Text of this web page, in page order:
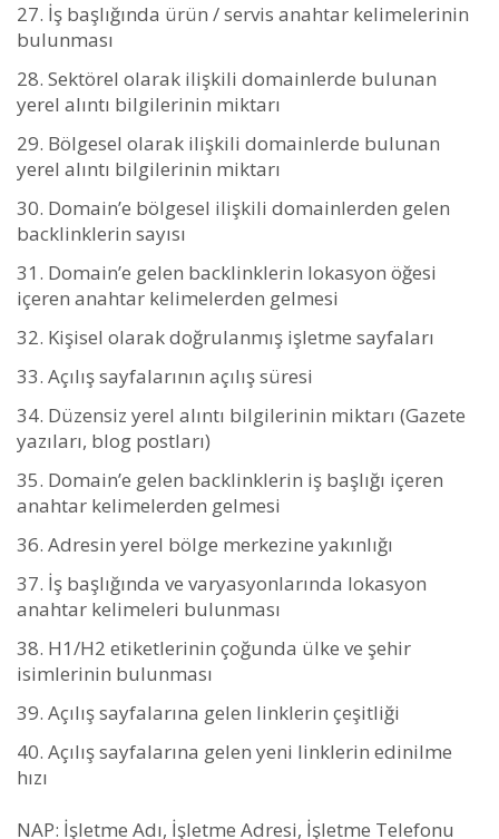
İş başlığında ürün / servis anahtar kelimelerinin
bulunması
Sektörel olarak ilişkili domainlerde bulunan
yerel alıntı bilgilerinin miktarı
Bölgesel olarak ilişkili domainlerde bulunan
yerel alıntı bilgilerinin miktarı
Domain’e bölgesel ilişkili domainlerden gelen
backlinklerin sayısı
Domain’e gelen backlinklerin lokasyon öğesi
içeren anahtar kelimelerden gelmesi
Kişisel olarak doğrulanmış işletme sayfaları
Açılış sayfalarının açılış süresi
Düzensiz yerel alıntı bilgilerinin miktarı (Gazete
yazıları, blog postları)
Domain’e gelen backlinklerin iş başlığı içeren
anahtar kelimelerden gelmesi
Adresin yerel bölge merkezine yakınlığı
İş başlığında ve varyasyonlarında lokasyon
anahtar kelimeleri bulunması
H1/H2 etiketlerinin çoğunda ülke ve şehir
isimlerinin bulunması
Açılış sayfalarına gelen linklerin çeşitliği
Açılış sayfalarına gelen yeni linklerin edinilme
hızı
NAP: İşletme Adı, İşletme Adresi, İşletme Telefonu